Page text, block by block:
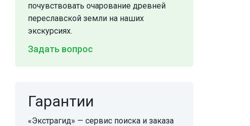
почувствовать очарование древней
переславской земли на наших
экскурсиях.
Задать вопрос
Гарантии
«Экстрагид» — сервис поиска и заказа